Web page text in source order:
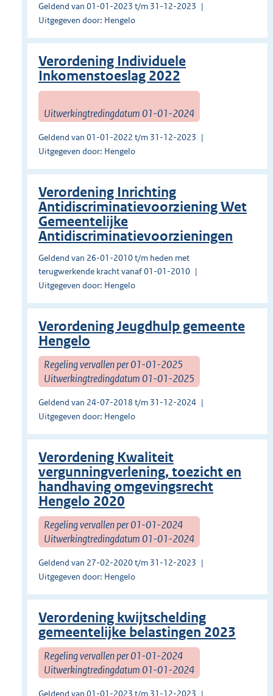
Geldend van 01-01-2023 t/m 31-12-2023
Uitgegeven door: Hengelo
Verordening Individuele
Inkomenstoeslag 2022
Uitwerkingtredingdatum 01-01-2024
Geldend van 01-01-2022 t/m 31-12-2023
Uitgegeven door: Hengelo
Verordening Inrichting
Antidiscriminatievoorziening Wet
Gemeentelijke
Antidiscriminatievoorzieningen
Geldend van 26-01-2010 t/m heden met
terugwerkende kracht vanaf 01-01-2010
Uitgegeven door: Hengelo
Verordening Jeugdhulp gemeente
Hengelo
Regeling vervallen per 01-01-2025
Uitwerkingtredingdatum 01-01-2025
Geldend van 24-07-2018 t/m 31-12-2024
Uitgegeven door: Hengelo
Verordening Kwaliteit
vergunningverlening, toezicht en
handhaving omgevingsrecht
Hengelo 2020
Regeling vervallen per 01-01-2024
Uitwerkingtredingdatum 01-01-2024
Geldend van 27-02-2020 t/m 31-12-2023
Uitgegeven door: Hengelo
Verordening kwijtschelding
gemeentelijke belastingen 2023
Regeling vervallen per 01-01-2024
Uitwerkingtredingdatum 01-01-2024